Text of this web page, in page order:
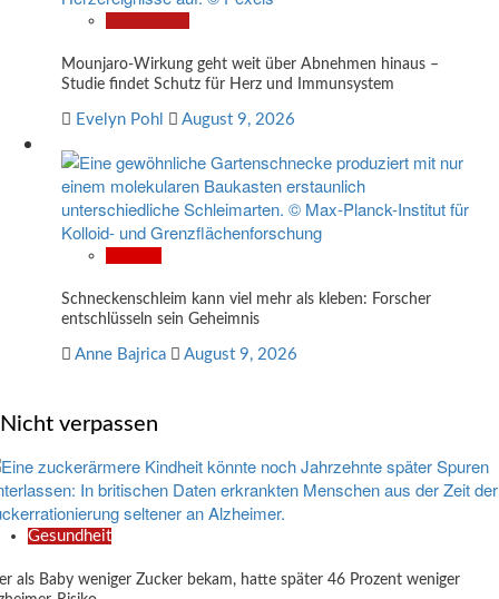
Mounjaro-Wirkung geht weit über Abnehmen hinaus –
Studie findet Schutz für Herz und Immunsystem
Evelyn Pohl August 9, 2026
Schneckenschleim kann viel mehr als kleben: Forscher
entschlüsseln sein Geheimnis
Anne Bajrica August 9, 2026
Nicht verpassen
Gesundheit
als Baby weniger Zucker bekam, hatte später 46 Prozent weniger